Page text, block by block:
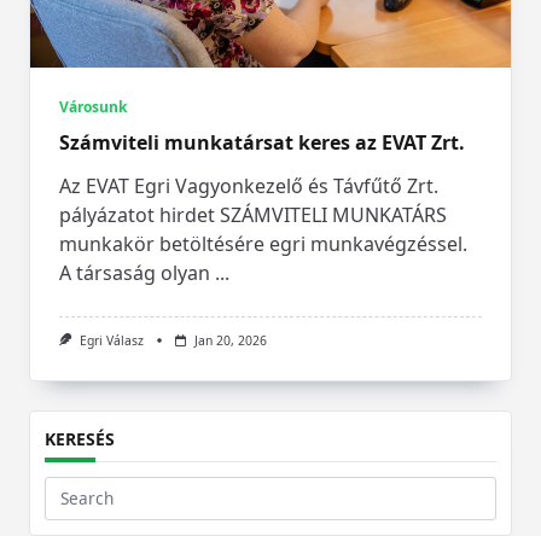
Városunk
Számviteli munkatársat keres az EVAT Zrt.
Az EVAT Egri Vagyonkezelő és Távfűtő Zrt.
pályázatot hirdet SZÁMVITELI MUNKATÁRS
munkakör betöltésére egri munkavégzéssel.
A társaság olyan ...
Egri Válasz Jan 20, 2026
KERESÉS
Search